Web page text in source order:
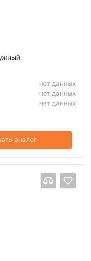
нет данных
нет данных
нет данных
аналог